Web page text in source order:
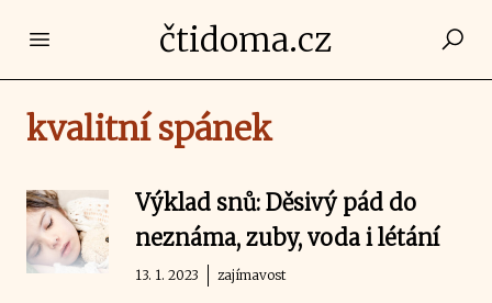
Open main menučtidoma.cz
kvalitní spánek
Výklad snů: Děsivý pád do
neznáma, zuby, voda i létání
13. 1. 2023 zajímavost